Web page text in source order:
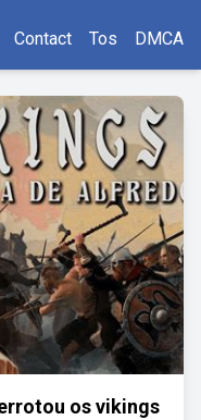
Contact Tos DMCA
os vikings